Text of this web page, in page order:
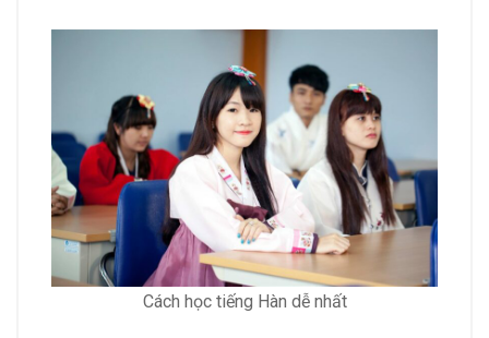
Cách học tiếng Hàn dễ nhất